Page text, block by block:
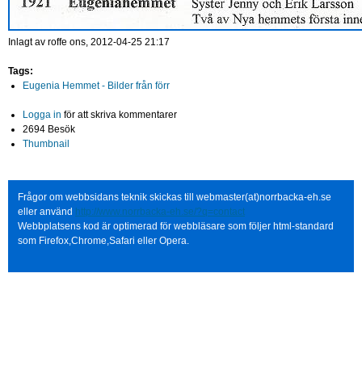
Inlagt av roffe ons, 2012-04-25 21:17
Tags:
Eugenia Hemmet - Bilder från förr
Logga in för att skriva kommentarer
2694 Besök
Thumbnail
Frågor om webbsidans teknik skickas till webmaster(at)norrbacka-eh.se
eller använd http://www.norrbacka-eh.se/?q=contact
Webbplatsens kod är optimerad för webbläsare som följer html-standard
som Firefox,Chrome,Safari eller Opera.